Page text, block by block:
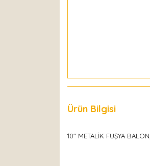
Ürün Bilgisi
10" METALİK FUŞYA